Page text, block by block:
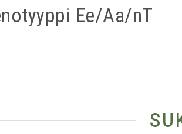
Ee/Aa/nT